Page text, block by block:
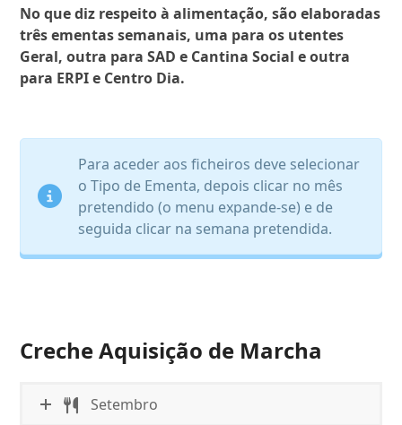
No que diz respeito à alimentação, são elaboradas
três ementas semanais, uma para os utentes
Geral, outra para SAD e Cantina Social e outra
para ERPI e Centro Dia.
Para aceder aos ficheiros deve selecionar
o Tipo de Ementa, depois clicar no mês
pretendido (o menu expande-se) e de
seguida clicar na semana pretendida.
Creche Aquisição de Marcha
Setembro